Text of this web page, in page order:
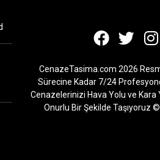
CenazeTasima.com 2026
Sürecine Kadar 7/24
Cenazelerinizi Hava Yolu ve Kara
Onurlu Bir Şekilde Taşıyoruz ©